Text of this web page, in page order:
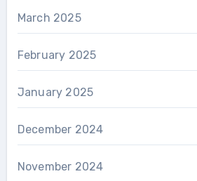
March 2025
February 2025
January 2025
December 2024
November 2024